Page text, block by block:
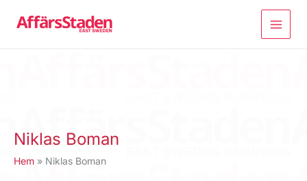
Niklas Boman
Hem Niklas Boman